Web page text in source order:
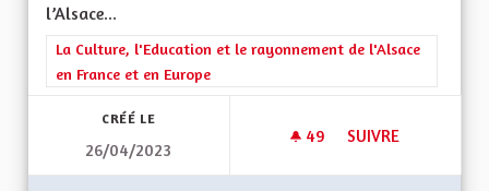
l’Alsace...
Filtrer les résultats de la catégorie : La Culture, l'Education et
La Culture, l'Education et le rayonnement de l'Alsace
en France et en Europe
CRÉÉ LE
26/04/2023
49 49 ABONNÉS
SUIVRE